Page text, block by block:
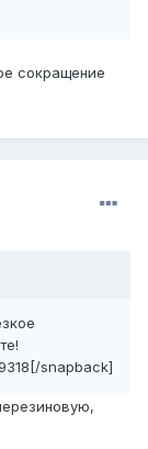
сокращение
snapback]